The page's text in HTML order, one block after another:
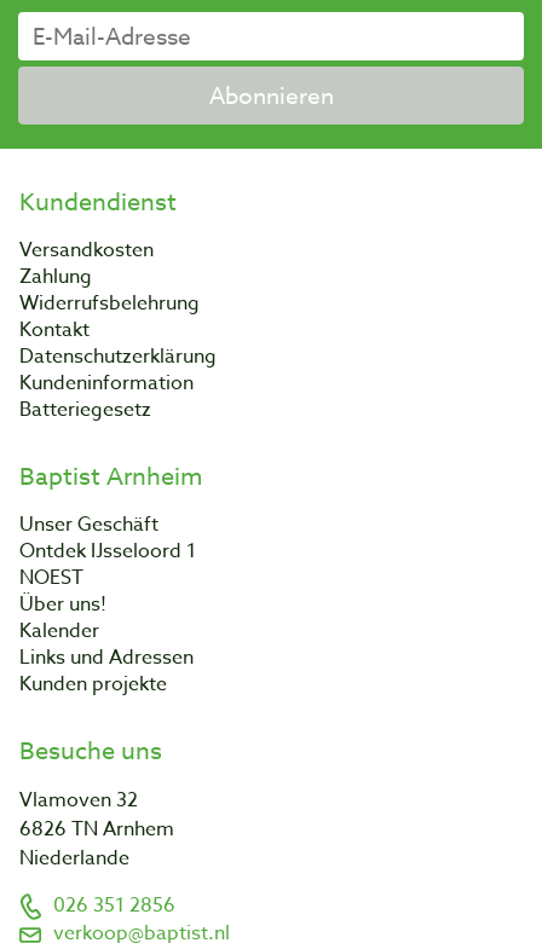
Abonnieren
Kundendienst
Versandkosten
Zahlung
Widerrufsbelehrung
Kontakt
Datenschutzerklärung
Kundeninformation
Batteriegesetz
Baptist Arnheim
Unser Geschäft
Ontdek IJsseloord 1
NOEST
Über uns!
Kalender
Links und Adressen
Kunden projekte
Besuche uns
Vlamoven 32
6826 TN Arnhem
Niederlande
026 351 2856
verkoop@baptist.nl